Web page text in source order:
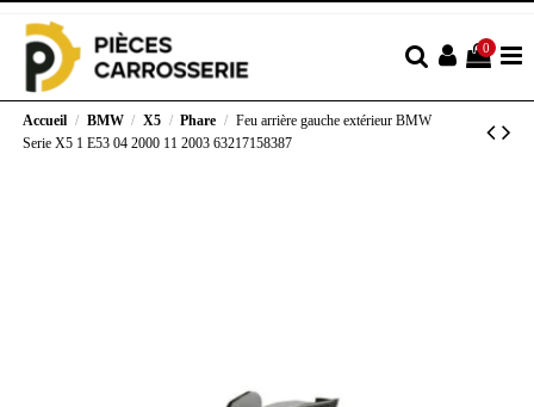
0
Accueil BMW X5 Phare
Feu arrière gauche extérieur BMW
Serie X5 1 E53 04 2000 11 2003 63217158387